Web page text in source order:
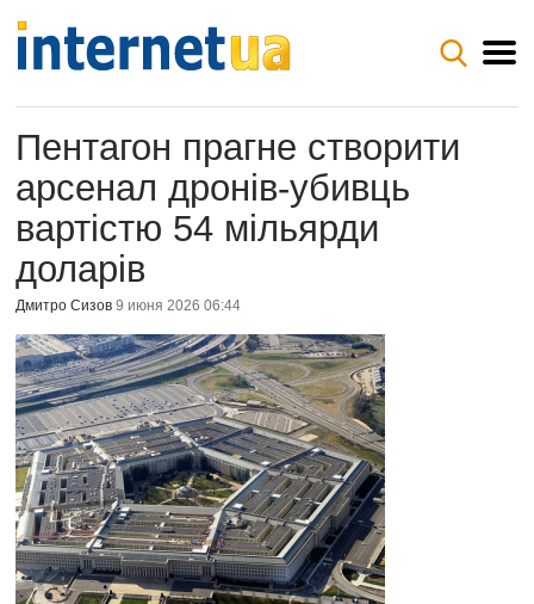
Пентагон прагне створити
арсенал дронів-убивць
вартістю 54 мільярди
доларів
Дмитро Сизов 9 июня 2026 06:44